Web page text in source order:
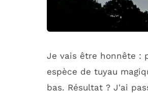
Je vais être honnête :
espèce de tuyau
bas. Résultat ? J'ai